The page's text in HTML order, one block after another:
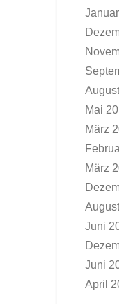
Mai
März
März
Juni
Juni
April